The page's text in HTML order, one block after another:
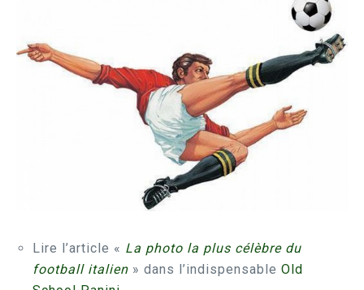
Lire l’article « La photo la plus célèbre du
football italien » dans l’indispensable Old